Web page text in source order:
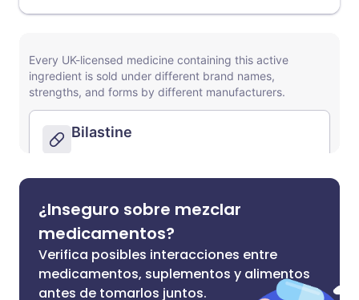
¿Inseguro sobre mezclar
medicamentos?
Verifica posibles interacciones entre
medicamentos, suplementos y alimentos
antes de tomarlos juntos.